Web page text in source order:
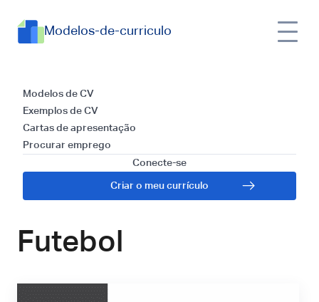
Modelos-de-curriculo
Modelos de CV
Exemplos de CV
Cartas de apresentação
Procurar emprego
Conecte-se
Criar o meu currículo
Modelos e Guia para
Escrever uma Carta
de Apresentação
para Treinador de
Futebol